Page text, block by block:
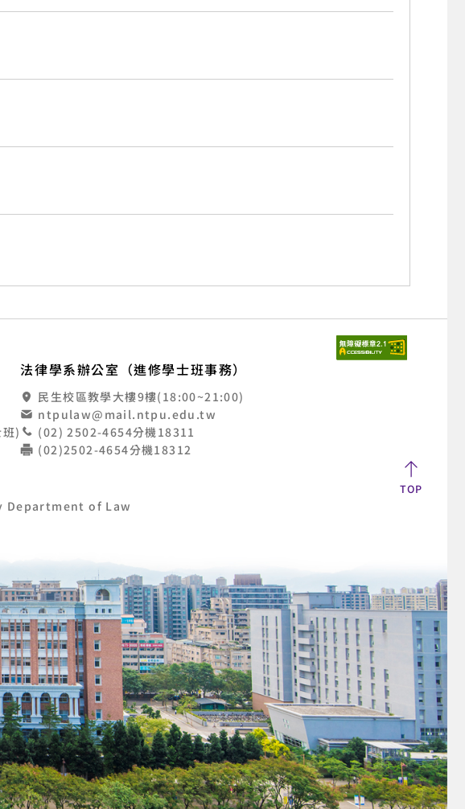
)
法律學系辦公室（進修學士班事務）
民生校區教學大樓9樓(18:00~21:00)
ntpulaw@mail.ntpu.edu.tw
(02) 2502-4654分機18311
(02)2502-4654分機18312
of Law
TOP